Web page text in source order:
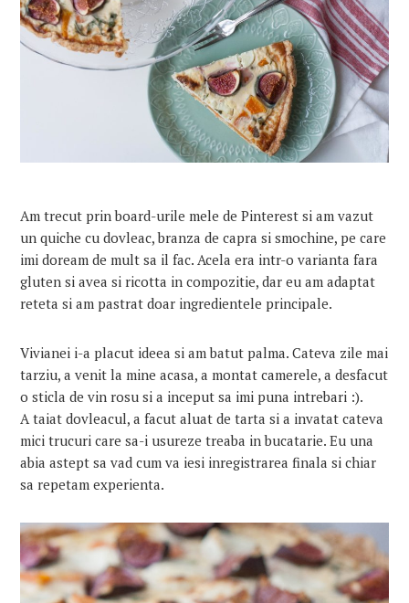
Am trecut prin board-urile mele de Pinterest si am vazut
un quiche cu dovleac, branza de capra si smochine, pe care
imi doream de mult sa il fac. Acela era intr-o varianta fara
gluten si avea si ricotta in compozitie, dar eu am adaptat
reteta si am pastrat doar ingredientele principale.
Vivianei i-a placut ideea si am batut palma. Cateva zile mai
tarziu, a venit la mine acasa, a montat camerele, a desfacut
o sticla de vin rosu si a inceput sa imi puna intrebari :).
A taiat dovleacul, a facut aluat de tarta si a invatat cateva
mici trucuri care sa-i usureze treaba in bucatarie. Eu una
abia astept sa vad cum va iesi inregistrarea finala si chiar
sa repetam experienta.